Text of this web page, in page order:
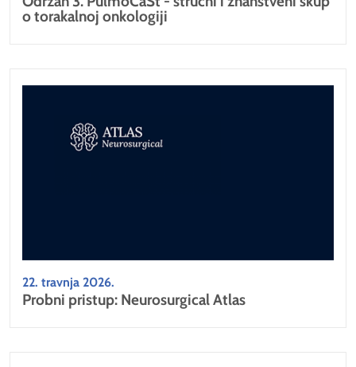
o torakalnoj onkologiji
22. travnja 2026.
Probni pristup: Neurosurgical Atlas